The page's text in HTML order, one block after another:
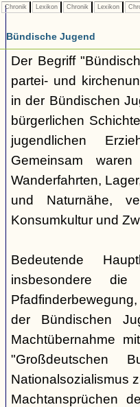
Chronik Lexikon Chronik Lexikon
Bündische Jugend
Der Begriff
partei- und
in der Bündischen
bürgerlichen
jugendlichen
Gemeinsam
Wanderfahrten,
und Naturnähe,
Konsumkultur und
Bedeutende
insbesondere
der Bündischen
Machtübernahme
Nationalsozialismus
Machtansprüchen